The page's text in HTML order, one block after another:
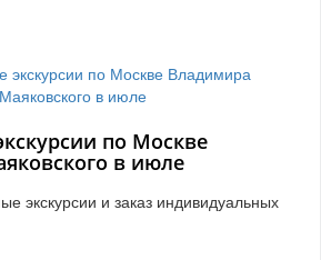
по Москве
в июле
экскурсии и заказ индивидуальных